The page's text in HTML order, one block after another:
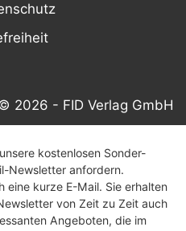
2026 - FID Verlag GmbH
kostenlosen Sonder-
Newsletter anfordern.
eine kurze E-Mail. Sie erhalten
von Zeit zu Zeit auch
Angeboten, die im